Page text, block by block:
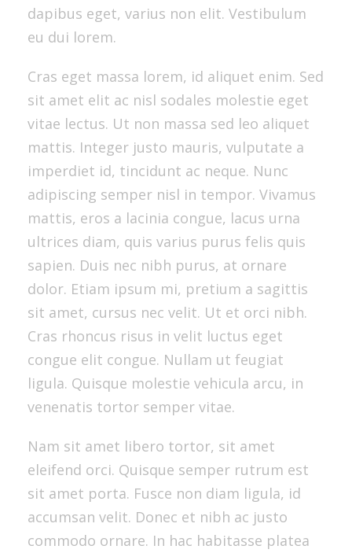
dapibus eget, varius non elit. Vestibulum
eu dui lorem.
Cras eget massa lorem, id aliquet enim. Sed
sit amet elit ac nisl sodales molestie eget
vitae lectus. Ut non massa sed leo aliquet
mattis. Integer justo mauris, vulputate a
imperdiet id, tincidunt ac neque. Nunc
adipiscing semper nisl in tempor. Vivamus
mattis, eros a lacinia congue, lacus urna
ultrices diam, quis varius purus felis quis
sapien. Duis nec nibh purus, at ornare
dolor. Etiam ipsum mi, pretium a sagittis
sit amet, cursus nec velit. Ut et orci nibh.
Cras rhoncus risus in velit luctus eget
congue elit congue. Nullam ut feugiat
ligula. Quisque molestie vehicula arcu, in
venenatis tortor semper vitae.
Nam sit amet libero tortor, sit amet
eleifend orci. Quisque semper rutrum est
sit amet porta. Fusce non diam ligula, id
accumsan velit. Donec et nibh ac justo
commodo ornare. In hac habitasse platea